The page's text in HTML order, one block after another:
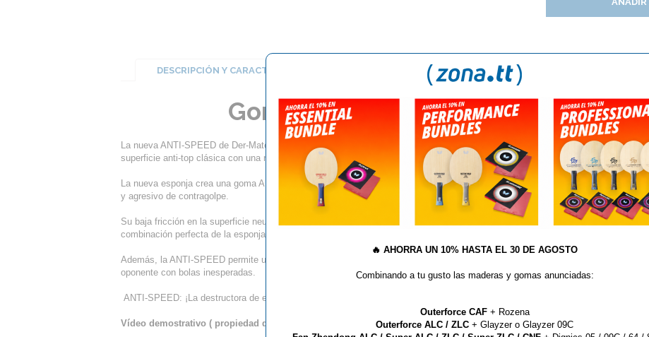
DESCRIPCIÓN Y CARACTERÍSTICAS TE GUSTAN LOS PICOS? NUEVAS IMPARTIAL DE
Goma der-materialspezialist ANTI-
La nueva ANTI-SPEED de Der-Materialspezialist une la efectividad de una
superficie anti-top clásica con una nueva esponja ofensiva.
La nueva esponja crea una goma ANTI-TOP peligrosa perfecta para el juego mixto
y agresivo de contragolpe.
Su baja fricción en la superficie neutraliza incluso el efecto más fuerte debido a la
combinación perfecta de la esponja y el caucho que otorgan un fantástico control.
Además, la ANTI-SPEED permite un juego ofensivo peligroso, confundiendo al
oponente con bolas inesperadas.
ANTI-SPEED: ¡La destructora de efectos!
Vídeo demostrativo ( propiedad de la marca der-materialspezialist )
) Este artículo no admite
🔥 AHORRA UN 10% HASTA EL 30 DE AGOSTO
Combinando a tu gusto las maderas y gomas anunciadas:
Outerforce CAF+ Rozena
Outerforce ALC / ZLC + Glayzer o Glayzer 09C